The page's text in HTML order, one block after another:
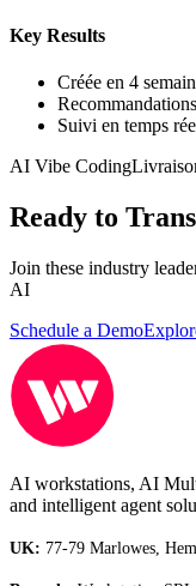
Key Results
Créée en 4
Suivi en temps
AI Vibe Coding
Ready to
Join these industry
AI
Schedule a Demo
AI workstations, AI
and intelligent agent
UK: 77-79 Marlowes,